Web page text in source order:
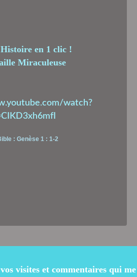
Miraculeuse
watch?
: Genèse 1 : 1-2
visites et commentaires qui me